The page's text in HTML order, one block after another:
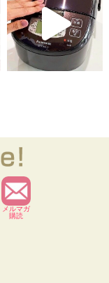
メルマガ
購読